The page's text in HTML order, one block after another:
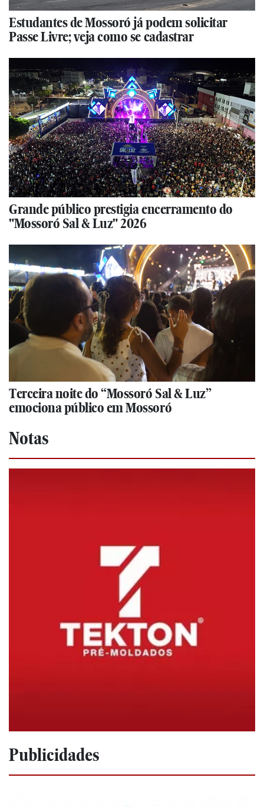
Estudantes de Mossoró já podem solicitar
Passe Livre; veja como se cadastrar
Grande público prestigia encerramento do
"Mossoró Sal & Luz" 2026
Terceira noite do “Mossoró Sal & Luz”
emociona público em Mossoró
Notas
Publicidades